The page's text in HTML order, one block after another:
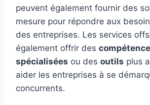
peuvent également fournir des
mesure pour répondre aux
des entreprises. Les services
également offrir des
spécialisées ou des outils plus
aider les entreprises à se
concurrents.